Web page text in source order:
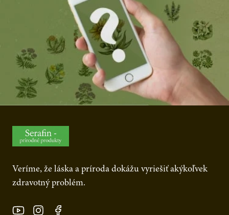
Veríme, že láska a príroda dokážu vyriešiť akýkoľvek
zdravotný problém.